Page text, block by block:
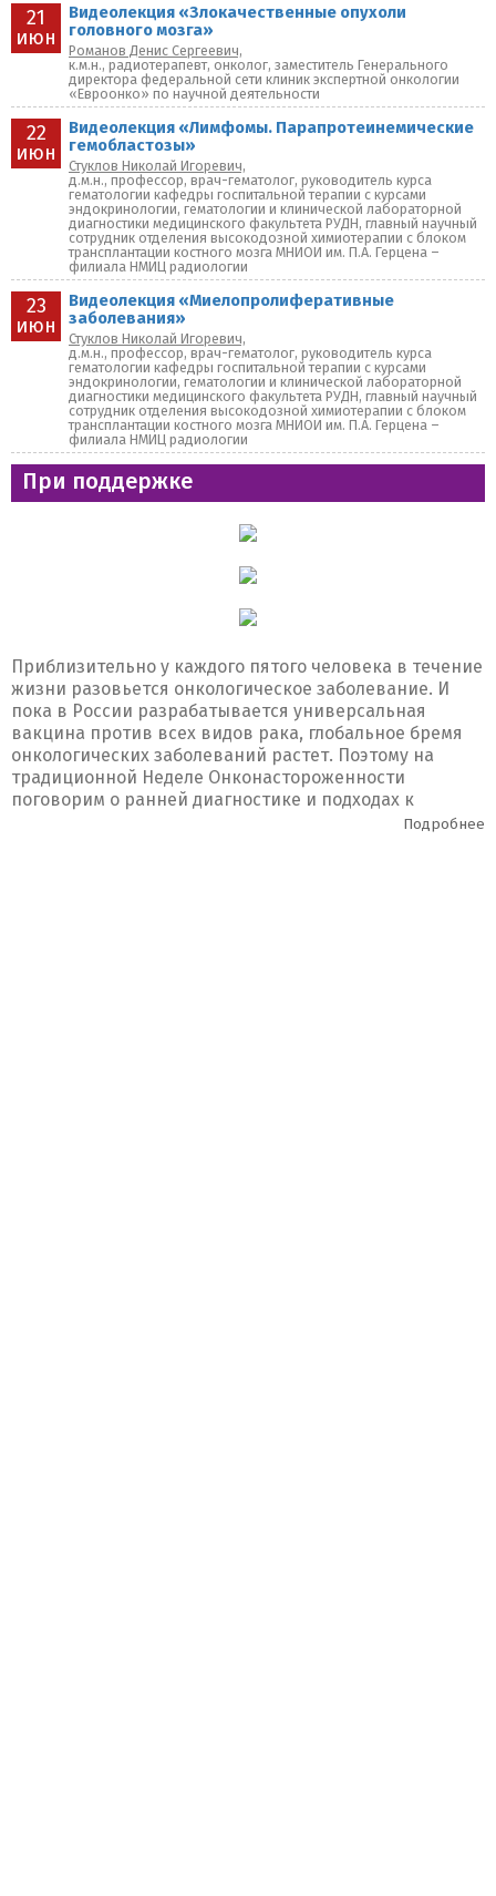
21
июн
Видеолекция «Злокачественные опухоли
головного мозга»
Романов Денис Сергеевич,
к.м.н., радиотерапевт, онколог, заместитель Генерального
директора федеральной сети клиник экспертной онкологии
«Евроонко» по научной деятельности
22
июн
Видеолекция «Лимфомы. Парапротеинемические
гемобластозы»
Стуклов Николай Игоревич,
д.м.н., профессор, врач-гематолог, руководитель курса
гематологии кафедры госпитальной терапии с курсами
эндокринологии, гематологии и клинической лабораторной
диагностики медицинского факультета РУДН, главный научный
сотрудник отделения высокодозной химиотерапии с блоком
трансплантации костного мозга МНИОИ им. П.А. Герцена –
филиала НМИЦ радиологии
23
июн
Видеолекция «Миелопролиферативные
заболевания»
Стуклов Николай Игоревич,
д.м.н., профессор, врач-гематолог, руководитель курса
гематологии кафедры госпитальной терапии с курсами
эндокринологии, гематологии и клинической лабораторной
диагностики медицинского факультета РУДН, главный научный
сотрудник отделения высокодозной химиотерапии с блоком
трансплантации костного мозга МНИОИ им. П.А. Герцена –
филиала НМИЦ радиологии
При поддержке
Приблизительно у каждого пятого человека в течение
жизни разовьется онкологическое заболевание. И
пока в России разрабатывается универсальная
вакцина против всех видов рака, глобальное бремя
онкологических заболеваний растет. Поэтому на
традиционной Неделе Онконастороженности
поговорим о ранней диагностике и подходах к
лечению наиболее часто встречаемых онкопатологий.